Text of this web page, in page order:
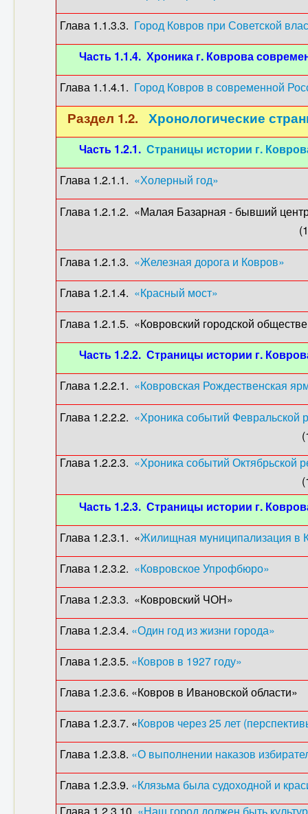
Глава 1.1.3.3. Город Ковров при Советской
Часть 1.1.4. Хроника г. Коврова
Глава 1.1.4.1. Город Ковров в современной
Раздел 1.2. Хронологические
Часть 1.2.1. Страницы истории г.
Глава 1.2.1.1. «Холерный год»
Глава 1.2.1.2. «Малая Базарная - бывший
(1917) (О.
Глава 1.2.1.3. «Железная дорога и Ковров»
Глава 1.2.1.4. «Красный мост»
Глава 1.2.1.5. «Ковровский городской
Часть 1.2.2. Страницы истории г.
Глава 1.2.2.1. «Ковровская Рождественская
Глава 1.2.2.2. «Хроника событий Февральской
(1917) (О.
Глава 1.2.2.3. «Хроника событий Октябрьской
(1917) (О.
Часть 1.2.3. Страницы истории г.
Глава 1.2.3.1. «Жилищная муниципализация в
Глава 1.2.3.2. «Ковровское Упрофбюро»
Глава 1.2.3.3. «Ковровский ЧОН»
Глава 1.2.3.4. «Один год из жизни города»
Глава 1.2.3.5. «Ковров в 1927 году»
Глава 1.2.3.6. «Ковров в Ивановской
Глава 1.2.3.7. «Ковров через 25 лет
Глава 1.2.3.8. «О выполнении наказов
Глава 1.2.3.9. «Клязьма была судоходной и